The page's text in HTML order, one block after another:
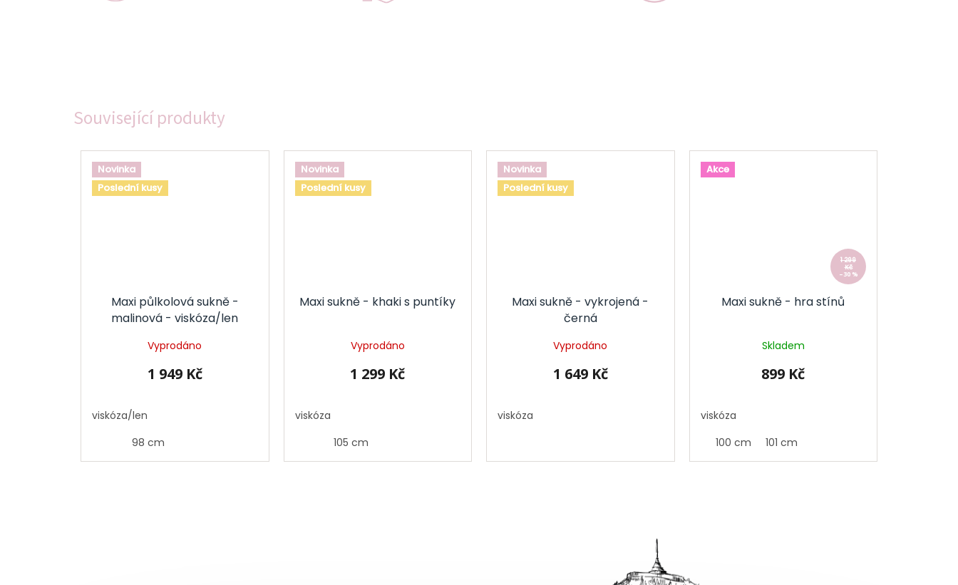
Související produkty
Novinka
Poslední kusy
Maxi půlkolová sukně -
malinová - viskóza/len
Vyprodáno
1 949 Kč
viskóza/len
98 cm
Novinka
Poslední kusy
Maxi sukně - khaki s puntíky
Vyprodáno
1 299 Kč
viskóza
105 cm
Novinka
Poslední kusy
Maxi sukně - vykrojená -
černá
Vyprodáno
1 649 Kč
viskóza
Akce
1 299
Kč
–30 %
Maxi sukně - hra stínů
Skladem
899 Kč
viskóza
100 cm
101 cm